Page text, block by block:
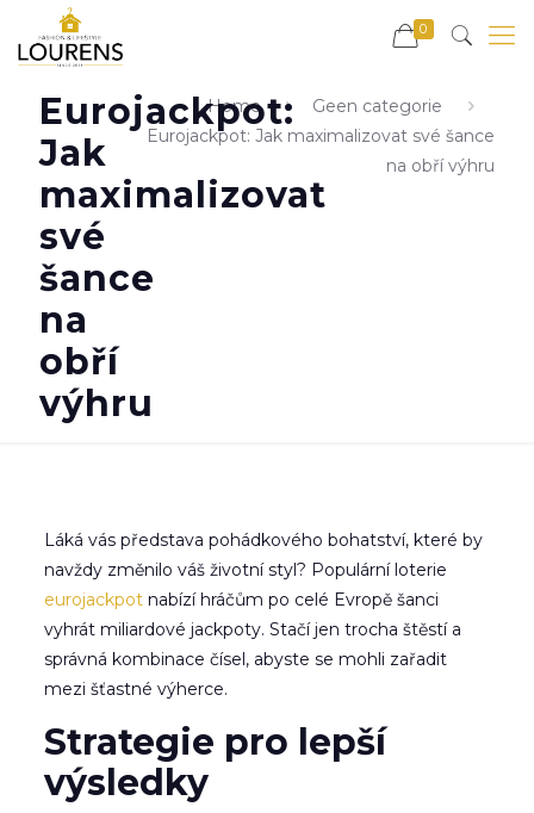
0
Eurojackpot:
Jak
maximalizovat
své
šance
na
obří
výhru
Home
Geen categorie
Eurojackpot: Jak maximalizovat své šance
na obří výhru
Láká vás představa pohádkového bohatství, které by
navždy změnilo váš životní styl? Populární loterie
eurojackpotnabízí hráčům po celé Evropě šanci
vyhrát miliardové jackpoty. Stačí jen trocha štěstí a
správná kombinace čísel, abyste se mohli zařadit
mezi šťastné výherce.
Strategie pro lepší
výsledky